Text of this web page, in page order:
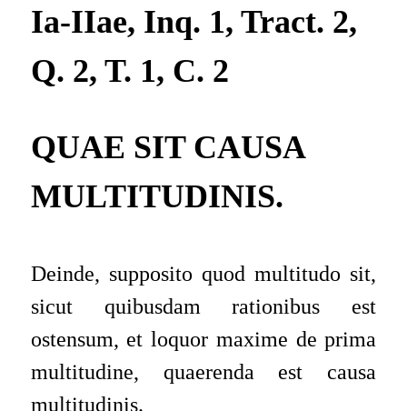
Ia-IIae, Inq. 1, Tract. 2,
Q. 2, T. 1, C. 2
QUAE SIT CAUSA
MULTITUDINIS.
Deinde, supposito quod multitudo sit,
sicut quibusdam rationibus est
ostensum, et loquor maxime de prima
multitudine, quaerenda est causa
multitudinis.